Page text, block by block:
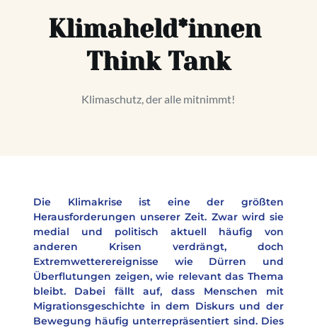
Klimaheld*innen
Think Tank
Klimaschutz, der alle mitnimmt!
Die Klimakrise ist eine der größten
Herausforderungen unserer Zeit. Zwar wird sie
medial und politisch aktuell häufig von
anderen Krisen verdrängt, doch
Extremwetterereignisse wie Dürren und
Überflutungen zeigen, wie relevant das Thema
bleibt. Dabei fällt auf, dass Menschen mit
Migrationsgeschichte in dem Diskurs und der
Bewegung häufig unterrepräsentiert sind. Dies